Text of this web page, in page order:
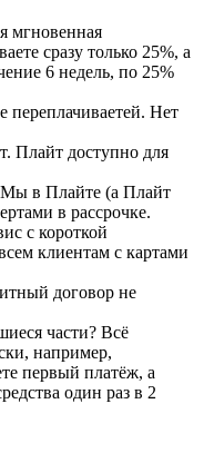
мгновенная
сразу только 25%, а
6 недель, по 25%
переплачиваетей. Нет
Плайт доступно для
Мы в Плайте (а Плайт
в рассрочке.
с короткой
клиентам с картами
договор не
части? Всё
например,
первый платёж, а
один раз в 2